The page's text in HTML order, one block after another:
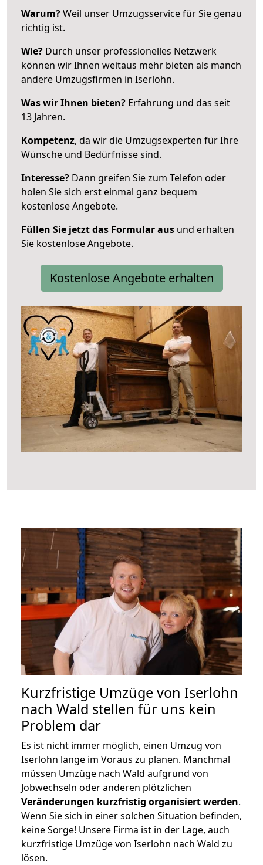
Warum?Weil unser Umzugsservice für Sie genau
richtig ist.
Wie? Durch unser professionelles Netzwerk
können wir Ihnen weitaus mehr bieten als manch
andere Umzugsfirmen in Iserlohn.
Was wir Ihnen bieten? Erfahrung und das seit
13 Jahren.
Kompetenz, da wir die Umzugsexperten für Ihre
Wünsche und Bedürfnisse sind.
Interesse? Dann greifen Sie zum Telefon oder
holen Sie sich erst einmal ganz bequem
kostenlose Angebote.
Füllen Sie jetzt das Formular aus und erhalten
Sie kostenlose Angebote.
Kostenlose Angebote erhalten
Kurzfristige Umzüge von Iserlohn
nach Wald stellen für uns kein
Problem dar
Es ist nicht immer möglich, einen Umzug von
Iserlohn lange im Voraus zu planen. Manchmal
müssen Umzüge nach Wald aufgrund von
Jobwechseln oder anderen plötzlichen
Veränderungen kurzfristig organisiert werden.
Wenn Sie sich in einer solchen Situation befinden,
keine Sorge! Unsere Firma ist in der Lage, auch
kurzfristige Umzüge von Iserlohn nach Wald zu
lösen.